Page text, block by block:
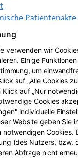
Patientenakte
des Monats
Coupons
verwenden wir
Einige
um
auf „Alle Cookies
auf „Nur
Cookies
individuelle
Website geben Sie
notwendigen Cookies.
(des Nutzers, bzw.
Abfrage nicht